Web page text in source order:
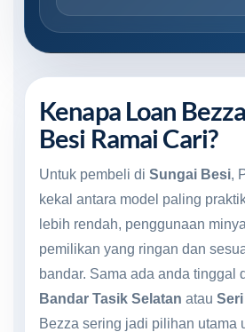
Kenapa Loan
Besi Ramai Cari?
Untuk pembeli di Sungai Besi,
kekal antara model paling
lebih rendah, penggunaan
pemilikan yang ringan dan
bandar. Sama ada anda tinggal
Bandar Tasik Selatan atau
Bezza sering jadi pilihan utama